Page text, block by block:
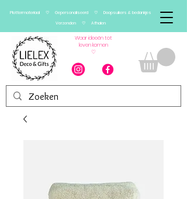
Plottermateriaal ♡ Gepersonaliseerd ♡ Doopsuikers & bedankjes
Verzenden ♡ Afhalen
Waar ideeën tot
leven komen
♡